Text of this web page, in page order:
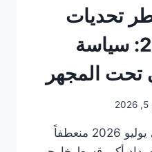
تحديات
الديون في 2026: سياسة
تحت المجهر
شهد الاقتصاد التونسي في يوليو 2026 منعطفاً